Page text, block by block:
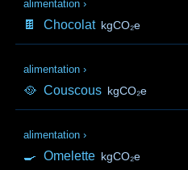
alimentation ›
🍫 Chocolat kgCO₂e
alimentation ›
🥘 Couscous kgCO₂e
alimentation ›
🍳 Omelette kgCO₂e